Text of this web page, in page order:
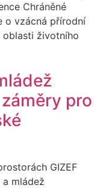
Chráněné
o vzácná přírodní
oblasti životního
pro
GIZEF
mládež